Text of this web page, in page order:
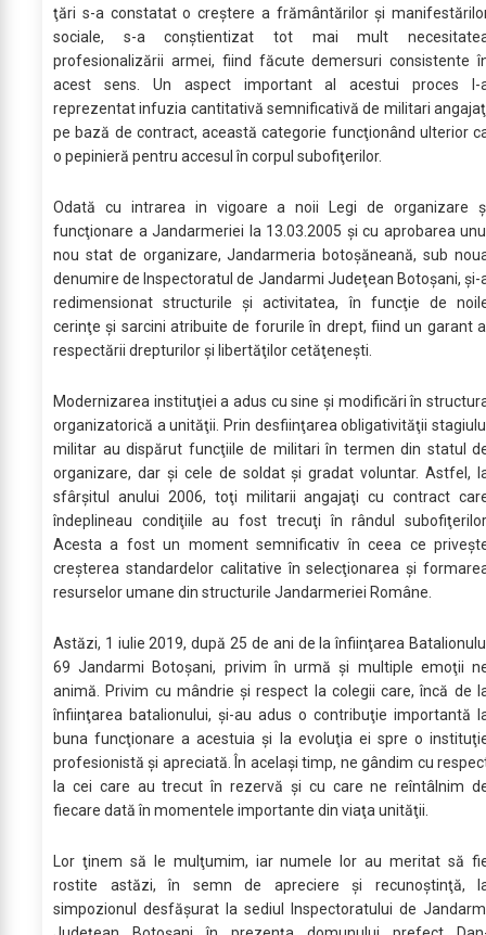
ţări s-a constatat o creştere a frământărilor şi
sociale, s-a conştientizat tot mai mult
profesionalizării armei, fiind făcute demersuri consistente
acest sens. Un aspect important al acestui proces l-
reprezentat infuzia cantitativă semnificativă de militari
pe bază de contract, această categorie funcţionând ulterior
o pepinieră pentru accesul în corpul subofiţerilor.
Odată cu intrarea in vigoare a noii Legi de organizare
funcţionare a Jandarmeriei la 13.03.2005 şi cu aprobarea
nou stat de organizare, Jandarmeria botoşăneană, sub
denumire de Inspectoratul de Jandarmi Judeţean Botoşani, şi-
redimensionat structurile şi activitatea, în funcţie de
cerinţe şi sarcini atribuite de forurile în drept, fiind un garant
respectării drepturilor şi libertăţilor cetăţeneşti.
Modernizarea instituţiei a adus cu sine şi modificări în
organizatorică a unităţii. Prin desfiinţarea obligativităţii
militar au dispărut funcţiile de militari în termen din statul
organizare, dar şi cele de soldat şi gradat voluntar. Astfel,
sfârşitul anului 2006, toţi militarii angajaţi cu contract
îndeplineau condiţiile au fost trecuţi în rândul
Acesta a fost un moment semnificativ în ceea ce
creşterea standardelor calitative în selecţionarea şi
resurselor umane din structurile Jandarmeriei Române.
Astăzi, 1 iulie 2019, după 25 de ani de la înfiinţarea
69 Jandarmi Botoşani, privim în urmă şi multiple emoţii
animă. Privim cu mândrie şi respect la colegii care, încă de
înfiinţarea batalionului, şi-au adus o contribuţie importantă
buna funcţionare a acestuia şi la evoluţia ei spre o
profesionistă şi apreciată. În acelaşi timp, ne gândim cu
la cei care au trecut în rezervă şi cu care ne reîntâlnim
fiecare dată în momentele importante din viaţa unităţii.
Lor ţinem să le mulţumim, iar numele lor au meritat să
rostite astăzi, în semn de apreciere şi recunoştinţă,
simpozionul desfășurat la sediul Inspectoratului de